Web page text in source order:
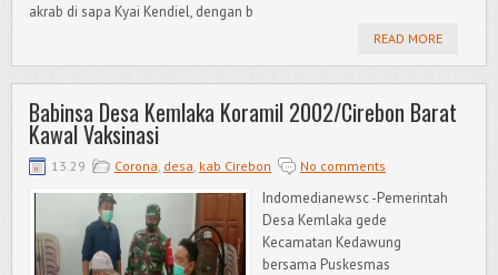
akrab di sapa Kyai Kendiel, dengan b
READ MORE
Babinsa Desa Kemlaka Koramil 2002/Cirebon Barat
Kawal Vaksinasi
13.29 Corona, desa, kab Cirebon No comments
Indomedianewsc -Pemerintah
Desa Kemlaka gede
Kecamatan Kedawung
bersama Puskesmas